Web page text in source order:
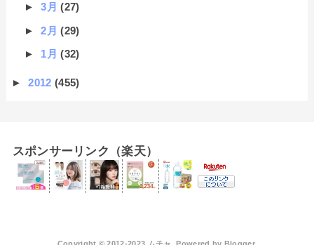
►3月(27)
►2月(29)
► 1月(32)
►2012(455)
スポンサーリンク（楽天）
Copyright © 2012-2023 ムチャ. Powered by Blogger.